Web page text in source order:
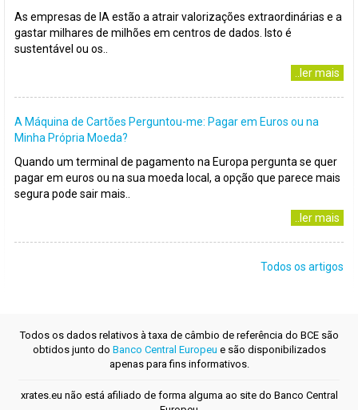
As empresas de IA estão a atrair valorizações extraordinárias e a
gastar milhares de milhões em centros de dados. Isto é
sustentável ou os..
..ler mais
A Máquina de Cartões Perguntou-me: Pagar em Euros ou na
Minha Própria Moeda?
Quando um terminal de pagamento na Europa pergunta se quer
pagar em euros ou na sua moeda local, a opção que parece mais
segura pode sair mais..
..ler mais
Todos os artigos
Todos os dados relativos à taxa de câmbio de referência do BCE são
obtidos junto do Banco Central Europeu e são disponibilizados
apenas para fins informativos.
xrates.eu não está afiliado de forma alguma ao site do Banco Central